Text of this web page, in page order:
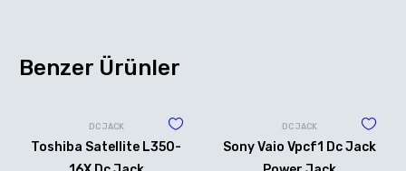
Benzer Ürünler
DC JACK
Toshiba Satellite L350-
DC JACK
Sony Vaio Vpcf1 Dc Jack